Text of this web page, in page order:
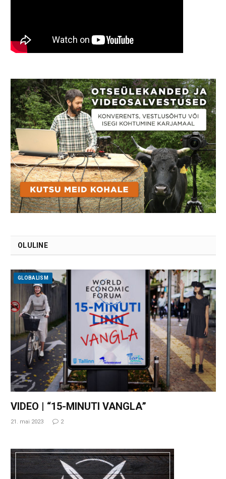
OLULINE
GLOBALISM
VIDEO | “15-MINUTI VANGLA”
21. mai 2023 2